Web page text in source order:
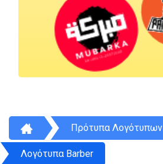
Πρότυπα Λογότυπων
Λογότυπα Barber